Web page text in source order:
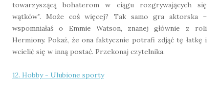
towarzyszącą bohaterom w ciągu rozgrywających się
wątków”. Może coś więcej? Tak samo gra aktorska –
wspomniałaś o Emmie Watson, znanej głównie z roli
Hermiony. Pokaż, że ona faktycznie potrafi zdjąć tę łatkę i
wcielić się w inną postać. Przekonaj czytelnika.
12. Hobby - Ulubione sporty